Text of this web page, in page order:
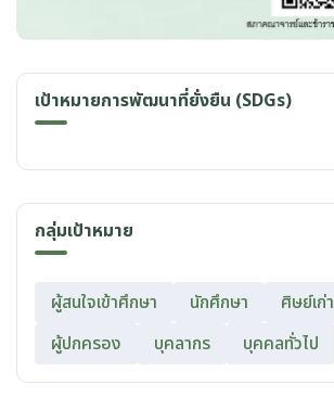
เป้าหมายการพัฒนาที่ยั่งยืน (SDGs)
กลุ่มเป้าหมาย
ผู้สนใจเข้าศึกษา นักศึกษา
ศิษย์เก่า
ผู้ปกครอง
บุคลากร บุคคลทั่วไป